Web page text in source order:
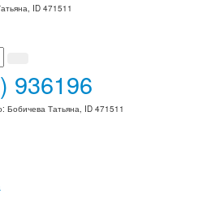
ID 471511
936196
Бобичева Татьяна, ID 471511